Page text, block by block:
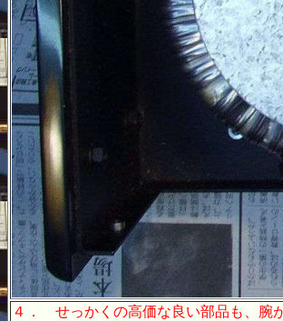
４． せっかくの高価な良い部品も、腕